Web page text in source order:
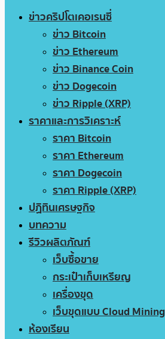
ข่าวคริปโตเคอเรนซี่
ข่าว Bitcoin
ข่าว Ethereum
ข่าว Binance Coin
ข่าว Dogecoin
ข่าว Ripple (XRP)
ราคาและการวิเคราะห์
ราคา Bitcoin
ราคา Ethereum
ราคา Dogecoin
ราคา Ripple (XRP)
ปฏิทินเศรษฐกิจ
บทความ
รีวิวผลิตภัณฑ์
เว็บซื้อขาย
กระเป๋าเก็บเหรียญ
เครื่องขุด
เว็บขุดแบบ Cloud Mining
ห้องเรียน